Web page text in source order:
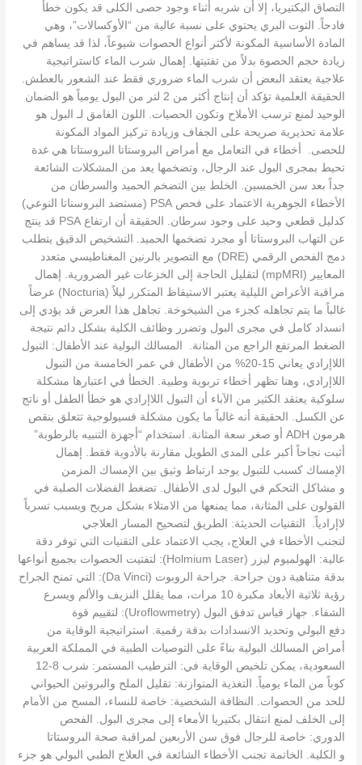
التصاق البكتيريا، إلا أن شربه أثناء وجود حصى الكلى قد يكون خطأً
فادحاً. التوت البري يحتوي على نسبة عالية من “الأوكسالات”، وهي
المادة الأساسية المكونة لأكثر أنواع الحصوات شيوعاً، لذا قد يساهم في
زيادة حجم الحصوة بدلاً من تفتيتها. إهمال شرب الماء كاستراتيجية
علاجية يعتقد البعض أن شرب الماء ضروري فقط عند الشعور بالعطش.
الحقيقة العلمية تؤكد أن إنتاج أكثر من 2 لتر من البول يومياً هو الضمان
الوحيد لمنع ترسب الأملاح وتكون الحصيات. اللون الغامق لـ البول هو
علامة تحذيرية صريحة على الجفاف وزيادة تركيز المواد المكونة
للحصى. أخطاء في التعامل مع أمراض البروستاتا البروستاتا هي غدة
تحيط بمجرى البول عند الرجال، وتضخمها يعد من المشكلات الشائعة
جداً بعد سن الخمسين. الخلط بين التضخم الحميد والسرطان من
الأخطاء الجوهرية الاعتماد على فحص PSA (مستضد البروستاتا النوعي)
كدليل قطعي وحيد على وجود سرطان. الحقيقة أن ارتفاع PSA قد ينتج
عن التهاب البروستاتا أو مجرد تضخمها الحميد. التشخيص الدقيق يتطلب
دمج الفحص الرقمي (DRE) مع التصوير بالرنين المغناطيسي متعدد
المعايير (mpMRI) لتقليل الحاجة إلى الخزعات غير الضرورية. إهمال
مراقبة الأعراض الليلية يعتبر الاستيقاظ المتكرر ليلاً (Nocturia) عرضاً
غالباً ما يتم تجاهله كجزء من الشيخوخة. تجاهل هذا العرض قد يؤدي إلى
انسداد كامل في مجرى البول وتضرر وظائف الكلية بشكل دائم نتيجة
الضغط المرتفع الراجع من المثانة. المسالك البولية عند الأطفال: التبول
اللاإرادي يعاني 15-20% من الأطفال في عمر الخامسة من التبول
اللاإرادي، وهنا تظهر أخطاء تربوية وطبية. الخطأ في اعتبارها مشكلة
سلوكية يعتقد الكثير من الآباء أن التبول اللاإرادي هو خطأ الطفل أو ناتج
عن الكسل. الحقيقة أنه غالباً ما يكون مشكلة فسيولوجية تتعلق بنقص
هرمون ADH أو صغر سعة المثانة. استخدام “أجهزة التنبيه بالرطوبة”
أثبت نجاحاً أكبر على المدى الطويل مقارنة بالأدوية فقط. إهمال
الإمساك كسبب للتبول يوجد ارتباط وثيق بين الإمساك المزمن
و مشاكل التحكم في البول لدى الأطفال. تضغط الفضلات الصلبة في
القولون على المثانة، مما يمنعها من الامتلاء بشكل مريح ويسبب تسرباً
لاإرادياً. التقنيات الحديثة: الطريق لتصحيح المسار العلاجي
لتجنب الأخطاء في العلاج، يجب الاعتماد على التقنيات التي توفر دقة
عالية: الهولميوم ليزر (Holmium Laser): لتفتيت الحصوات بجميع أنواعها
بدقة متناهية دون جراحة. جراحة الروبوت (Da Vinci): التي تمنح الجراح
رؤية ثلاثية الأبعاد مكبرة 10 مرات، مما يقلل النزيف والألم ويسرع
الشفاء. جهاز قياس تدفق البول (Uroflowmetry): لتقييم قوة
دفع البولي وتحديد الانسدادات بدقة رقمية. استراتيجية الوقاية من
أمراض المسالك البولية بناءً على التوصيات الطبية في المملكة العربية
السعودية، يمكن تلخيص الوقاية في: الترطيب المستمر: شرب 8-12
كوباً من الماء يومياً. التغذية المتوازنة: تقليل الملح والبروتين الحيواني
للحد من الحصوات. النظافة الشخصية: خاصة للنساء، المسح من الأمام
إلى الخلف لمنع انتقال بكتيريا الأمعاء إلى مجرى البول. الفحص
الدوري: خاصة للرجال فوق سن الأربعين لمراقبة صحة البروستاتا
و الكلية. الخاتمة تجنب الأخطاء الشائعة في العلاج الطبي البولي هو جزء